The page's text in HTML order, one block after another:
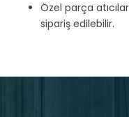
Özel parça
sipariş edilebilir.